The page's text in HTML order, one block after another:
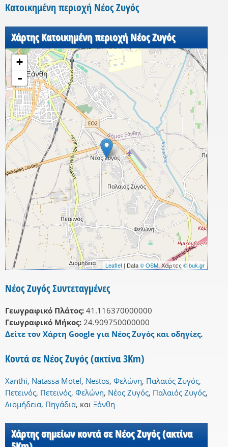
Κατοικημένη περιοχή Νέος Ζυγός
Χάρτης Κατοικημένη περιοχή Νέος Ζυγός
+
-
Leaflet | Data© OSM, Χάρτες© buk.gr
Νέος Ζυγός Συντεταγμένες
Γεωγραφικό Πλάτος: 41.116370000000
Γεωγραφικό Μήκος: 24.909750000000
Δείτε τον Χάρτη Google για Νέος Ζυγός και οδηγίες.
Κοντά σε Νέος Ζυγός (ακτίνα 3Km)
Xanthi, Natassa Motel, Nestos, Φελώνη, Παλαιός Ζυγός,
Πετεινός, Πετεινός, Φελώνη, Νέος Ζυγός, Παλαιός Ζυγός,
Διομήδεια, Πηγάδια, και Ξάνθη
Χάρτης σημείων κοντά σε Νέος Ζυγός (ακτίνα